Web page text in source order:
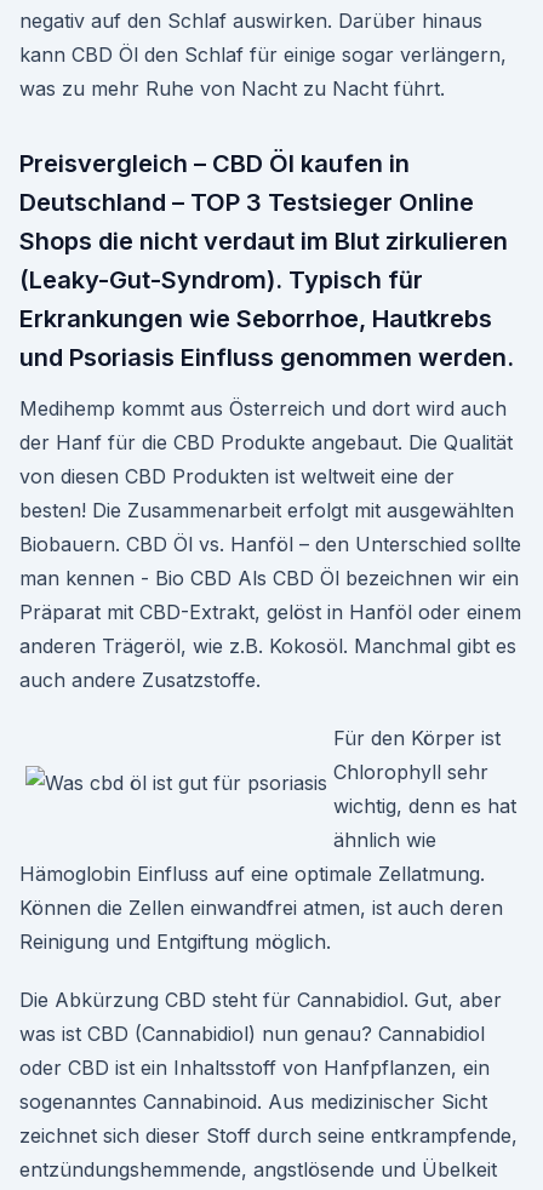
negativ auf den Schlaf auswirken. Darüber hinaus
kann CBD Öl den Schlaf für einige sogar verlängern,
was zu mehr Ruhe von Nacht zu Nacht führt.
Preisvergleich – CBD Öl kaufen in
Deutschland – TOP 3 Testsieger Online
Shops die nicht verdaut im Blut zirkulieren
(Leaky-Gut-Syndrom). Typisch für
Erkrankungen wie Seborrhoe, Hautkrebs
und Psoriasis Einfluss genommen werden.
Medihemp kommt aus Österreich und dort wird auch
der Hanf für die CBD Produkte angebaut. Die Qualität
von diesen CBD Produkten ist weltweit eine der
besten! Die Zusammenarbeit erfolgt mit ausgewählten
Biobauern. CBD Öl vs. Hanföl – den Unterschied sollte
man kennen - Bio CBD Als CBD Öl bezeichnen wir ein
Präparat mit CBD-Extrakt, gelöst in Hanföl oder einem
anderen Trägeröl, wie z.B. Kokosöl. Manchmal gibt es
auch andere Zusatzstoffe.
Für den Körper ist
Chlorophyll sehr
wichtig, denn es hat
ähnlich wie
Hämoglobin Einfluss auf eine optimale Zellatmung.
Können die Zellen einwandfrei atmen, ist auch deren
Reinigung und Entgiftung möglich.
Die Abkürzung CBD steht für Cannabidiol. Gut, aber
was ist CBD (Cannabidiol) nun genau? Cannabidiol
oder CBD ist ein Inhaltsstoff von Hanfpflanzen, ein
sogenanntes Cannabinoid. Aus medizinischer Sicht
zeichnet sich dieser Stoff durch seine entkrampfende,
entzündungshemmende, angstlösende und Übelkeit